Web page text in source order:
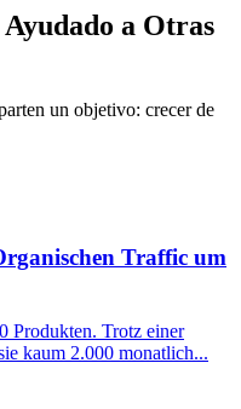
a Otras
un objetivo: crecer de
Traffic um
Produkten. Trotz einer
kaum 2.000 monatlich...